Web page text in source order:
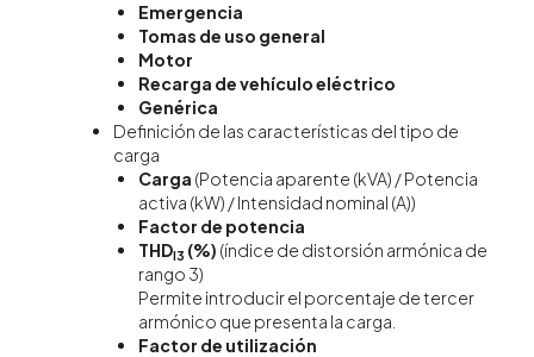
Emergencia
Tomas de uso general
Motor
Recarga de vehículo eléctrico
Genérica
Definición de las características del tipo de
carga
Carga (Potencia aparente (kVA) / Potencia
activa (kW) / Intensidad nominal (A))
Factor de potencia
THDI3 (%) (índice de distorsión armónica de
rango 3)
Permite introducir el porcentaje de tercer
armónico que presenta la carga.
Factor de utilización